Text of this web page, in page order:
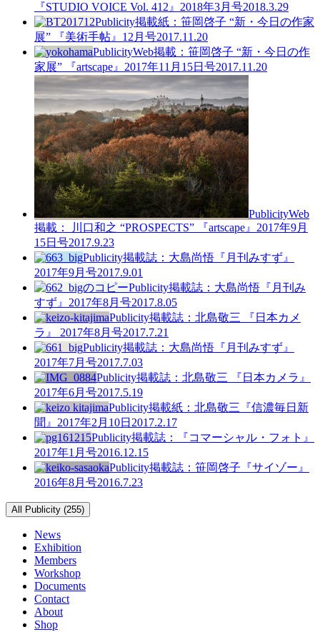
『STUDIO VOICE Vol. 412』2018年3月号2018.3.29
Publicity掲載紙：笹岡啓子 “新・今日の作家
展” 『美術手帖』12月号2017.11.20
PublicityWeb掲載：笹岡啓子 “新・今日の作
家展” 『artscape』2017年11月15日号2017.11.20
PublicityWeb
掲載： 川口和之 “PROSPECTS” 『artscape』2017年9月
15日号2017.9.23
Publicity掲載誌：大島尚悟『月刊みすず』
2017年9月号2017.9.01
Publicity掲載誌：大島尚悟『月刊み
すず』2017年8月号2017.8.05
Publicity掲載誌：北島敬三 『日本カメ
ラ』 2017年8月号2017.7.21
Publicity掲載誌：大島尚悟『月刊みすず』
2017年7月号2017.7.03
Publicity掲載誌：北島敬三 『日本カメラ』
2017年6月号2017.5.19
Publicity掲載紙：北島敬三『信濃毎日新
聞』2017年2月10日 2017.2.17
Publicity掲載誌：『コマーシャル・フォト』
2017年1月号2016.12.15
Publicity掲載誌：笹岡啓子『サイゾー』
2016年8月号2016.7.23
All Publicity (255)
News
Exhibition
Members
Workshop
Documents
Contact
About
Shop